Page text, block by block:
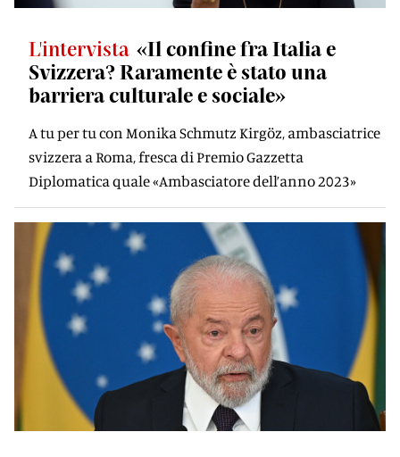
L'intervista «Il confine fra Italia e
Svizzera? Raramente è stato una
barriera culturale e sociale»
A tu per tu con Monika Schmutz Kirgöz, ambasciatrice
svizzera a Roma, fresca di Premio Gazzetta
Diplomatica quale «Ambasciatore dell’anno 2023»